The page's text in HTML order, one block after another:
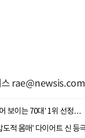
rae@newsis.com